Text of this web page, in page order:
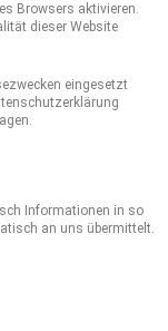
Browsers aktivieren.
dieser Website
eingesetzt
Informationen in so
an uns übermittelt.